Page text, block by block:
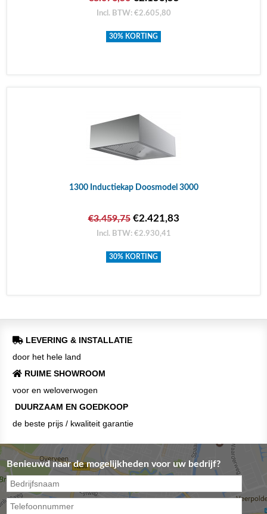
Incl. BTW: €2.605,80
30% KORTING
1300 Inductiekap Doosmodel 3000
€3.459,75€2.421,83
Incl. BTW: €2.930,41
30% KORTING
LEVERING & INSTALLATIE
door het hele land
RUIME SHOWROOM
voor en weloverwogen
DUURZAAM EN GOEDKOOP
de beste prijs / kwaliteit garantie
Benieuwd naar de mogelijkheden voor uw bedrijf?